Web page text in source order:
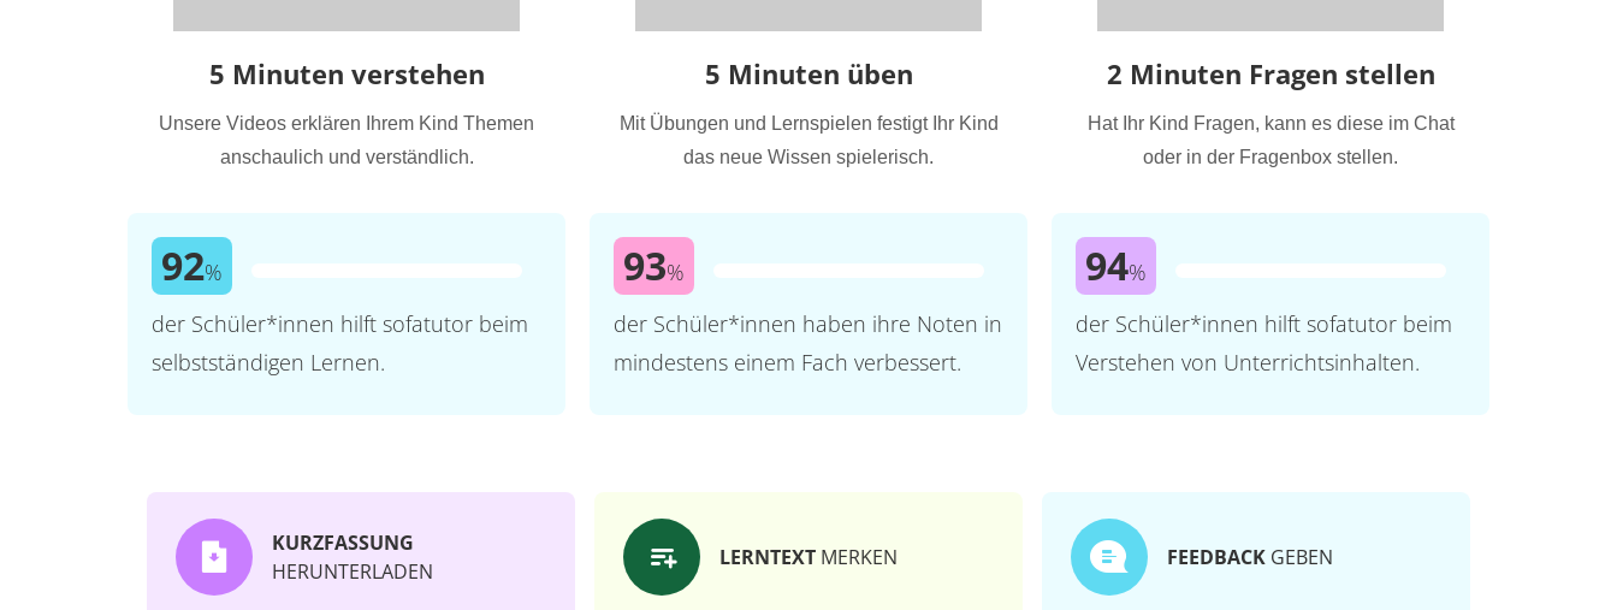
5 Minuten verstehen
Unsere Videos erklären Ihrem Kind Themen
anschaulich und verständlich.
92%
der Schüler*innen hilft sofatutor beim
selbstständigen Lernen.
5 Minuten üben
Mit Übungen und Lernspielen festigt Ihr Kind
das neue Wissen spielerisch.
93%
der Schüler*innen haben ihre Noten in
mindestens einem Fach verbessert.
2 Minuten Fragen stellen
Hat Ihr Kind Fragen, kann es diese im Chat
oder in der Fragenbox stellen.
94%
der Schüler*innen hilft sofatutor beim
Verstehen von Unterrichtsinhalten.
KURZFASSUNG
HERUNTERLADEN
LERNTEXT MERKEN FEEDBACK GEBEN